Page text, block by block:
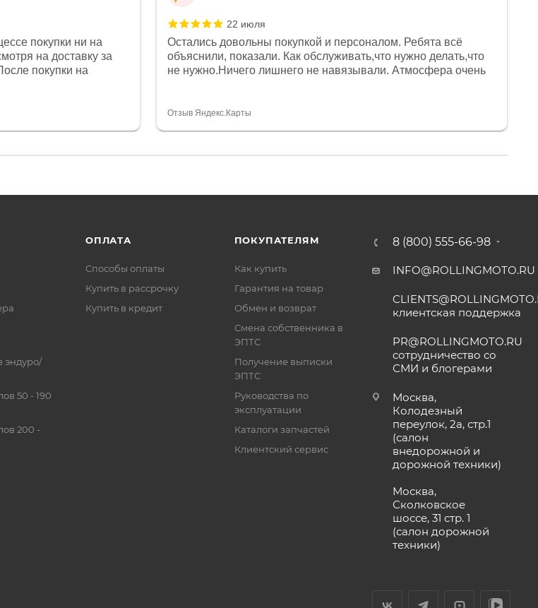
покупки ни на
на доставку за
покупки на
магазина
была решена.
к клиенту после
22 июля
Остались довольны покупкой и персоналом. Ребята всё
объяснили, показали. Как обслуживать,что нужно делать,что
не нужно.Ничего лишнего не навязывали. Атмосфера очень
огромное спасибо Дмитрию, за клиентоориентированность и
Отзыв Яндекс.Карты
эндуро/
50 - 190
200 -
ОПЛАТА
Способы оплаты
Купить в рассрочку
Купить в кредит
ПОКУПАТЕЛЯМ
Как купить
Гарантия на товар
Обмен и возврат
Смена собственника в
ЭПТС
Получение выписки
ЭПТС
Руководства по
эксплуатации
Каталоги запчастей
Клиентский сервис
8 (800) 555-66-98
INFO@ROLLINGMOTO.RU
клиентская поддержка
PR@ROLLINGMOTO.RU
сотрудничество со
СМИ и блогерами
Москва,
Колодезный
переулок, 2а, стр.1
(салон
внедорожной и
дорожной техники)
Москва,
Сколковское
шоссе, 31 стр. 1
(салон дорожной
техники)